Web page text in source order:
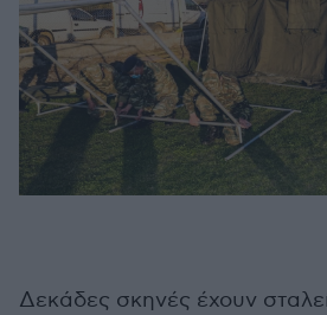
Δεκάδες σκηνές έχουν